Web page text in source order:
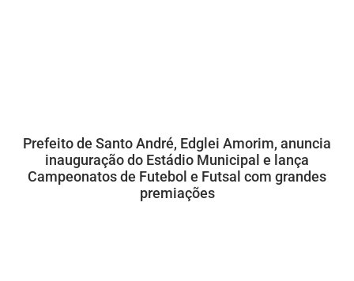
Prefeito de Santo André, Edglei Amorim, anuncia
inauguração do Estádio Municipal e lança
Campeonatos de Futebol e Futsal com grandes
premiações